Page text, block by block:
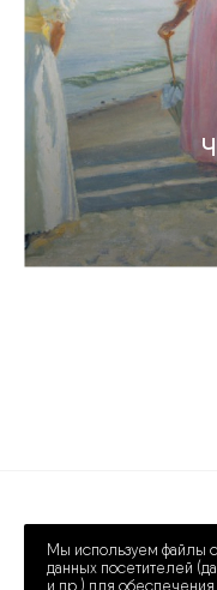
ПРЕЧИСТЕНКА
Мы используем файлы
данных посетителей
и др.) для